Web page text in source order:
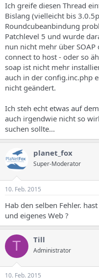
Ich greife diesen Thread
Bislang (vielleicht bis
Roundcubeanbindung
Patchlevel 5 und wurde
nun nicht mehr über SOAP
connect to host - oder so
soap ist nicht mehr
auch in der config.inc.php
nicht geändert.
Ich steh echt etwas auf
auch irgendwie nicht so
suchen sollte...
planet_fox
Super-Moderator
10. Feb. 2015
Hab den selben Fehler.
und eigenes Web ?
T Till
Administrator
10. Feb. 2015